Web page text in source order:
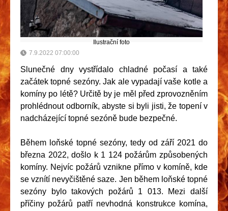
Ilustrační foto
7.9.2022 07:00:00
Slunečné dny vystřídalo chladné počasí a také
začátek topné sezóny. Jak ale vypadají vaše kotle a
komíny po létě? Určitě by je měl před zprovozněním
prohlédnout odborník, abyste si byli jisti, že topení v
nadcházející topné sezóně bude bezpečné.
Během loňské topné sezóny, tedy od září 2021 do
března 2022, došlo k 1 124 požárům způsobených
komíny. Nejvíc požárů vznikne přímo v komíně, kde
se vznítí nevyčištěné saze. Jen během loňské topné
sezóny bylo takových požárů 1 013. Mezi další
příčiny požárů patří nevhodná konstrukce komína,